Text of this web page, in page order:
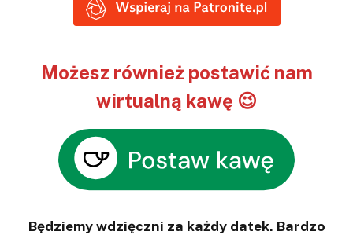
Możesz również postawić nam
wirtualną kawę 😉
Będziemy wdzięczni za każdy datek. Bardzo